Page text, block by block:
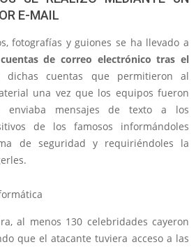
E-MAIL
fotografías y guiones se ha llevado a
de correo electrónico tras el
cuentas que permitieron al
una vez que los equipos fueron
enviaba mensajes de texto a los
de los famosos informándoles
de seguridad y requiriéndoles la
al menos 130 celebridades cayeron
que el atacante tuviera acceso a las